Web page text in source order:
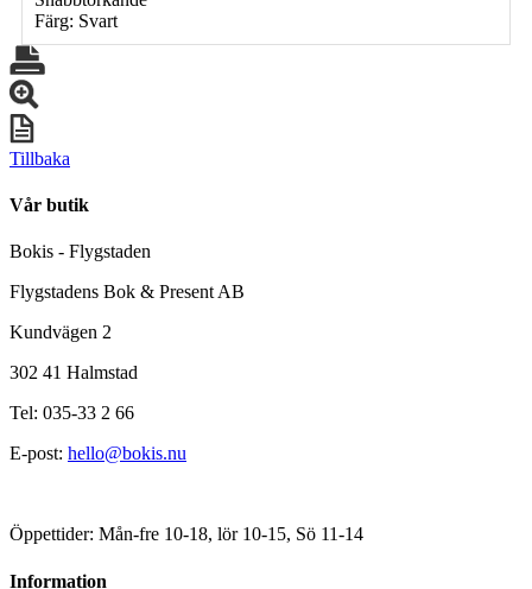
Färg: Svart
Tillbaka
Vår butik
Bokis - Flygstaden
Flygstadens Bok & Present AB
Kundvägen 2
302 41 Halmstad
Tel: 035-33 2 66
E-post: hello@bokis.nu
Öppettider: Mån-fre 10-18, lör 10-15, Sö 11-14
Information